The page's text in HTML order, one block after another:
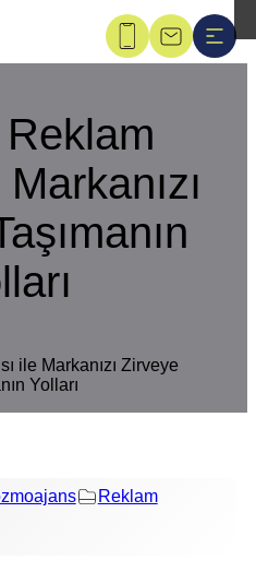
ile Markanızı Zirveye
Yolları
Reklam